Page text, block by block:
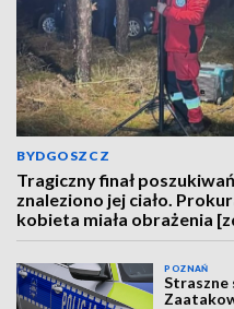
BYDGOSZCZ
Tragiczny finał
znaleziono jej ciało.
kobieta miała obrażenia
POZNAŃ
Straszne